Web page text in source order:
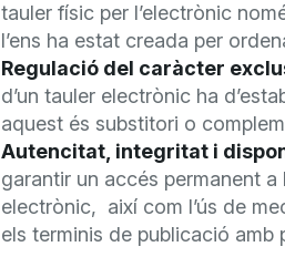
tauler físic per l’electrònic
l’ens ha estat creada per
Regulació del caràcter
d’un tauler electrònic ha
aquest és substitori o
Autencitat, integritat i
garantir un accés permanent
electrònic, així com l’ús de
els terminis de publicació amb